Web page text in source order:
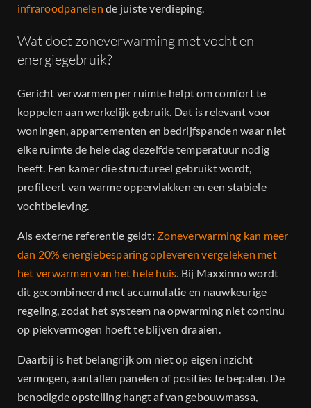
infraroodpanelen de juiste verdieping.
Wat doet zoneverwarming met vocht en
energiegebruik?
Gericht verwarmen per ruimte helpt om comfort te
koppelen aan werkelijk gebruik. Dat is relevant voor
woningen, appartementen en bedrijfspanden waar niet
elke ruimte de hele dag dezelfde temperatuur nodig
heeft. Een kamer die structureel gebruikt wordt,
profiteert van warme oppervlakken en een stabiele
vochtbeleving.
Als externe referentie geldt: Zoneverwarming kan meer
dan 20% energiebesparing opleveren vergeleken met
het verwarmen van het hele huis. Bij Maxxinno wordt
dit gecombineerd met accumulatie en nauwkeurige
regeling, zodat het systeem na opwarming niet continu
op piekvermogen hoeft te blijven draaien.
Daarbij is het belangrijk om niet op eigen inzicht
vermogen, aantallen panelen of posities te bepalen. De
benodigde opstelling hangt af van gebouwmassa,